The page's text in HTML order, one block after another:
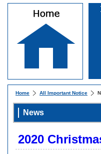
Home All Important Notice
News
2020